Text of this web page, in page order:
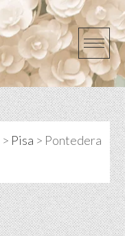
> Pisa > Pontedera